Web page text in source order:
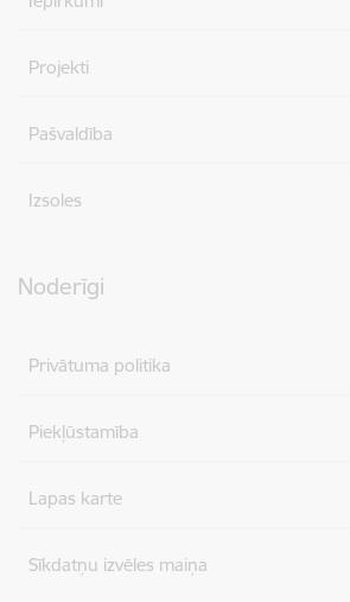
Projekti
Pašvaldība
Izsoles
Noderīgi
Privātuma politika
Piekļūstamība
Lapas karte
Sīkdatņu izvēles maiņa